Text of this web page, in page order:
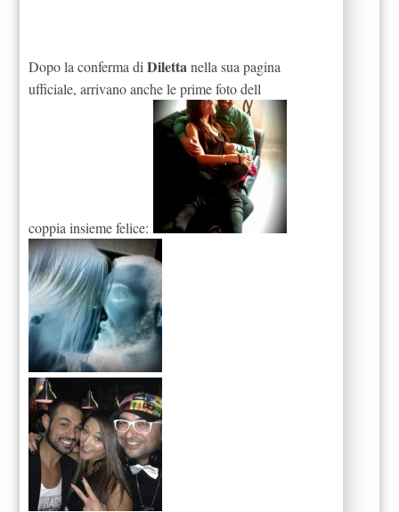
Dopo la conferma diDilettanella sua pagina
ufficiale, arrivano anche le prime foto dell
coppia insieme felice: